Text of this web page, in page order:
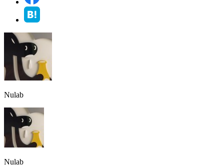
Nulab
Nulab